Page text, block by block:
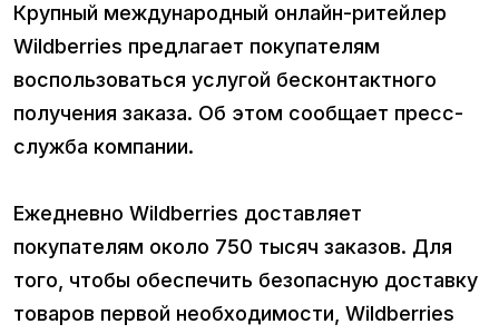
Крупный международный онлайн-ритейлер
Wildberries предлагает покупателям
воспользоваться услугой бесконтактного
получения заказа. Об этом сообщает пресс-
служба компании.
Ежедневно Wildberries доставляет
покупателям около 750 тысяч заказов. Для
того, чтобы обеспечить безопасную доставку
товаров первой необходимости, Wildberries